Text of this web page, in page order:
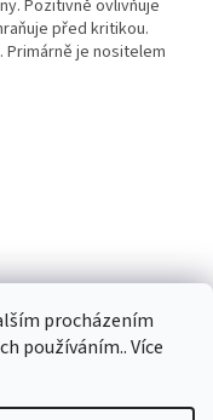
procházením
používáním.. Více
Pozitivně ovlivňuje
před kritikou.
Primárně je nositelem